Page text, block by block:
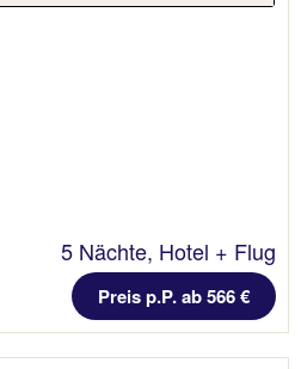
5 Nächte, Hotel + Flug
Preis p.P. ab 566 €